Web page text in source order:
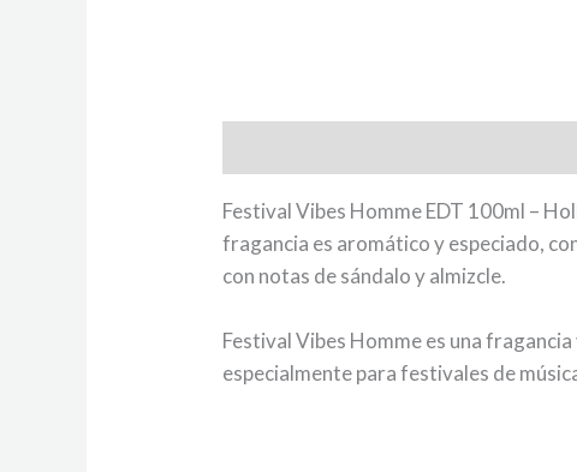
Festival Vibes Homme EDT 100ml –
fragancia es aromático y especiado,
con notas de sándalo y almizcle.
Festival Vibes Homme es una
especialmente para festivales de